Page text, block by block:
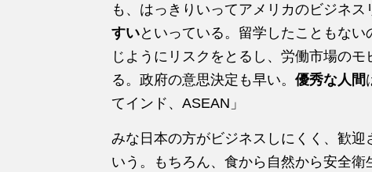
も、はっきりいってアメリカのビジネス
すいといっている。留学したこともな
じようにリスクをとるし、労働市場の
る。政府の意思決定も早い。 優秀な人間
てインド、ASEAN」
みな日本の方がビジネスしにくく、歓
いう。もちろん、食から自然から安全